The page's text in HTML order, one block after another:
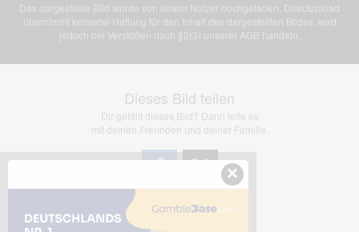
Das dargestellte Bild wurde von einem Nutzer hochgeladen. Directupload
übernimmt keinerlei Haftung für den Inhalt des dargestellten Bildes, wird
jedoch bei Verstößen nach §2(3) unserer AGB handeln.
Dieses Bild teilen
Dir gefällt dieses Bild? Dann teile es
mit deinen Freunden und deiner Familie.
Share Links
×